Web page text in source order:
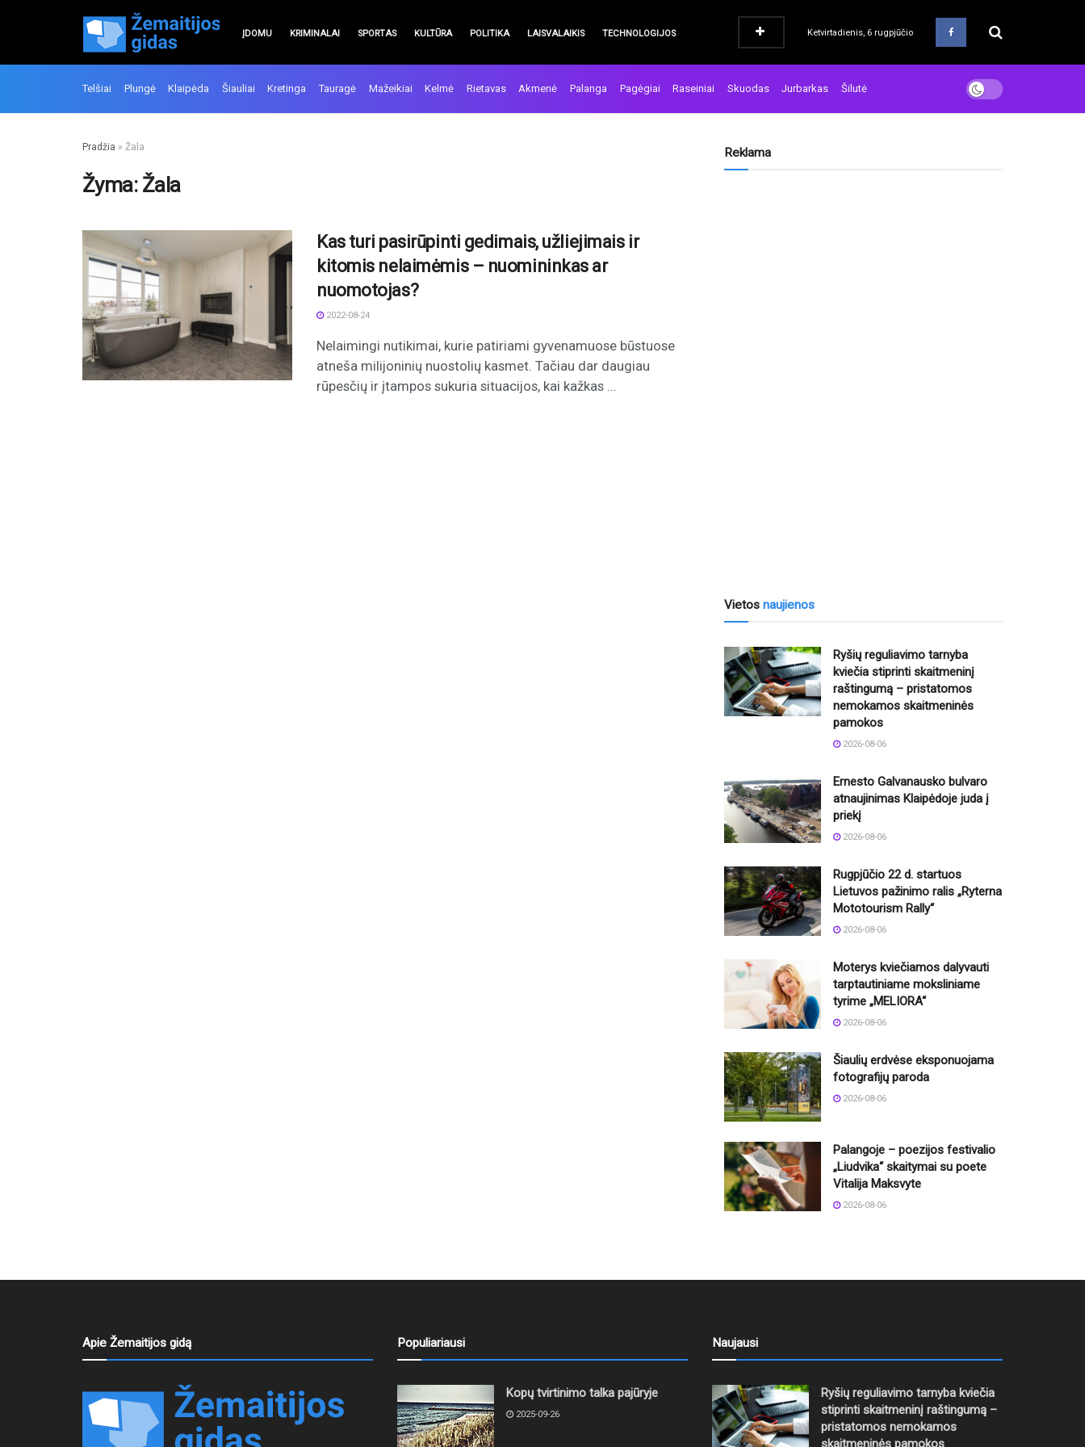
ĮDOMU KRIMINALAI SPORTAS KULTŪRA POLITIKA LAISVALAIKIS TECHNOLOGIJOS Ketvirtadienis, 6 rugpjūčio
Telšiai Plungė Klaipėda Šiauliai Kretinga Tauragė Mažeikiai Kelmė Rietavas Akmenė Palanga Pagėgiai Raseiniai Skuodas Jurbarkas Šilutė
Pradžia » Žala
Žyma: Žala
Kas turi pasirūpinti gedimais, užliejimais ir
kitomis nelaimėmis – nuomininkas ar
nuomotojas?
2022-08-24
Nelaimingi nutikimai, kurie patiriami gyvenamuose būstuose
atneša milijoninių nuostolių kasmet. Tačiau dar daugiau
rūpesčių ir įtampos sukuria situacijos, kai kažkas ...
Reklama
Vietos naujienos
Ryšių reguliavimo tarnyba
kviečia stiprinti skaitmeninį
raštingumą – pristatomos
nemokamos skaitmeninės
pamokos
2026-08-06
Ernesto Galvanausko bulvaro
atnaujinimas Klaipėdoje juda į
priekį
2026-08-06
Rugpjūčio 22 d. startuos
Lietuvos pažinimo ralis „Ryterna
Mototourism Rally“
2026-08-06
Moterys kviečiamos dalyvauti
tarptautiniame moksliniame
tyrime „MELIORA“
2026-08-06
Šiaulių erdvėse eksponuojama
fotografijų paroda
2026-08-06
Palangoje – poezijos festivalio
„Liudvika“ skaitymai su poete
Vitalija Maksvyte
2026-08-06
Apie Žemaitijos gidą Populiariausi
Kopų tvirtinimo talka pajūryje
2025-09-26
Naujausi
Ryšių reguliavimo tarnyba kviečia
stiprinti skaitmeninį raštingumą –
pristatomos nemokamos
skaitmeninės pamokos